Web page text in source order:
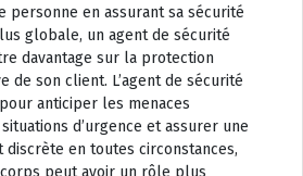
personne en assurant sa sécurité
globale, un agent de sécurité
davantage sur la protection
de son client. L’agent de sécurité
anticiper les menaces
d’urgence et assurer une
en toutes circonstances,
peut avoir un rôle plus